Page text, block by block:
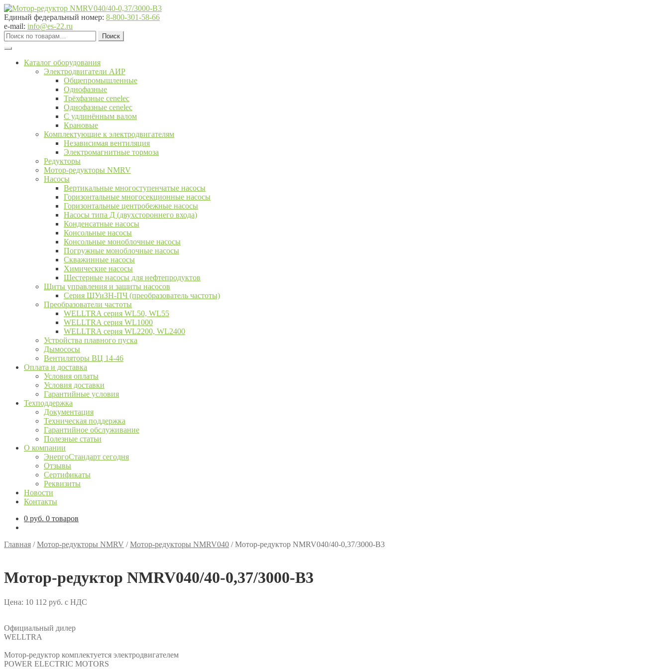
Перейти
к
навигации
Перейти
к
содержимому
Единый федеральный номер: 8-800-301-58-66
e-mail: info@es-22.ru
Искать:
Поиск
Каталог оборудования
Электродвигатели АИР
Общепромышленные
Однофазные
Трёхфазные cenelec
Однофазные cenelec
С удлинённым валом
Крановые
Комплектующие к электродвигателям
Независимая вентиляция
Электромагнитные тормоза
Редукторы
Мотор-редукторы NMRV
Насосы
Вертикальные многоступенчатые насосы
Горизонтальные многосекционные насосы
Горизонтальные центробежные насосы
Насосы типа Д (двухстороннего входа)
Конденсатные насосы
Консольные насосы
Консольные моноблочные насосы
Погружные моноблочные насосы
Скважинные насосы
Химические насосы
Шестерные насосы для нефтепродуктов
Щиты управления и защиты насосов
Серия ЩУиЗН-ПЧ (преобразователь частоты)
Преобразователи частоты
WELLTRA cерия WL50, WL55
WELLTRA cерия WL1000
WELLTRA серия WL2200, WL2400
Устройства плавного пуска
Дымососы
Вентиляторы ВЦ 14-46
Оплата и доставка
Условия оплаты
Условия доставки
Гарантийные условия
Техподдержка
Документация
Техническая поддержка
Гарантийное обслуживание
Полезные статьи
О компании
ЭнергоСтандарт сегодня
Отзывы
Сертификаты
Реквизиты
Новости
Контакты
0 руб. 0 товаров
Главная /Мотор-редукторы NMRV /Мотор-редукторы NMRV040 /Мотор-редуктор NMRV040/40-0,37/3000-B3
Мотор-редуктор NMRV040/40-0,37/3000-B3
Цена: 10 112 руб. с НДС
Официальный дилер
WELLTRA
Мотор-редуктор комплектуется электродвигателем
POWER ELECTRIC MOTORS